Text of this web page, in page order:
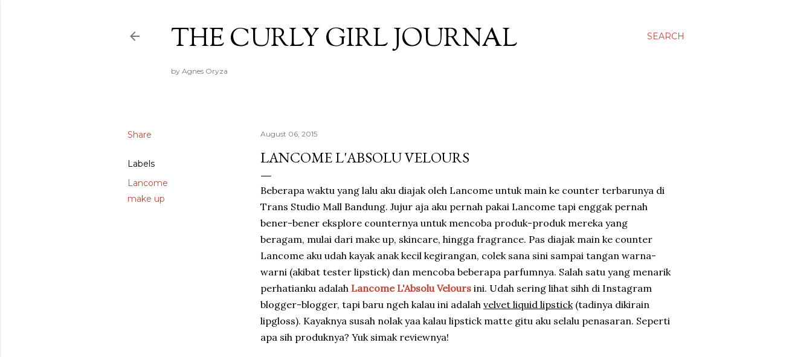
SEARCH
THE CURLY GIRL JOURNAL
by Agnes Oryza
Share
Labels
Lancome
make up
August 06, 2015
LANCOME L'ABSOLU VELOURS
Beberapa waktu yang lalu aku diajak oleh Lancome untuk main ke counter terbarunya di
Trans Studio Mall Bandung. Jujur aja aku pernah pakai Lancome tapi enggak pernah
bener-bener eksplore counternya untuk mencoba produk-produk mereka yang
beragam, mulai dari make up, skincare, hingga fragrance. Pas diajak main ke counter
Lancome aku udah kayak anak kecil kegirangan, colek sana sini sampai tangan warna-
warni (akibat tester lipstick) dan mencoba beberapa parfumnya. Salah satu yang menarik
perhatianku adalah Lancome L'Absolu Velours ini. Udah sering lihat sihh di Instagram
blogger-blogger, tapi baru ngeh kalau ini adalah velvet liquid lipstick(tadinya dikirain
lipgloss). Kayaknya susah nolak yaa kalau lipstick matte gitu aku selalu penasaran. Seperti
apa sih produknya? Yuk simak reviewnya!